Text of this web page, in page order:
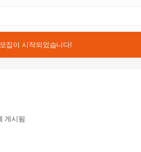
집이 시작되었습니다!
게시됨